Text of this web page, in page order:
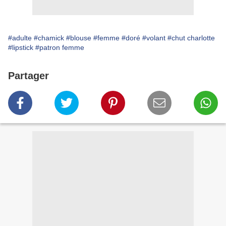
#adulte #chamick #blouse #femme #doré #volant #chut charlotte
#lipstick #patron femme
Partager